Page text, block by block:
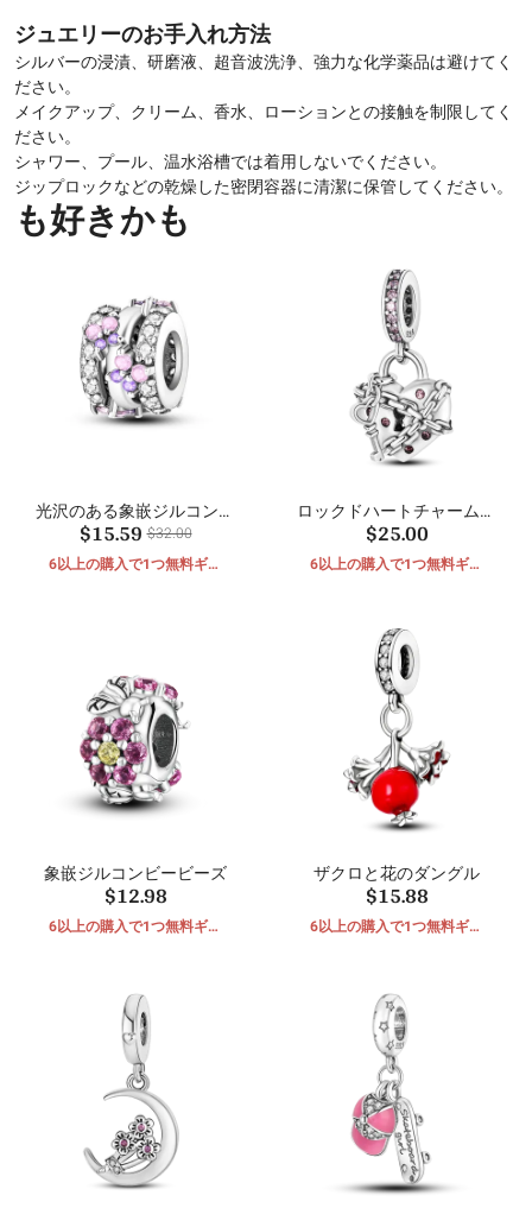
ジュエリーのお手入れ方法
シルバーの浸漬、研磨液、超音波洗浄、強力な化学薬品は避けてく
ださい。
メイクアップ、クリーム、香水、ローションとの接触を制限してく
ださい。
シャワー、プール、温水浴槽では着用しないでください。
ジップロックなどの乾燥した密閉容器に清潔に保管してください。
も好きかも
光沢のある象嵌ジルコンビ
ーズ
$15.59 $32.00
6以上の購入で1つ無料ギフ
ロックドハートチャームビ
ーズ
$25.00
6以上の購入で1つ無料ギフ
象嵌ジルコンビービーズ
$12.98
6以上の購入で1つ無料ギフ
ザクロと花のダングル
$15.88
6以上の購入で1つ無料ギフ